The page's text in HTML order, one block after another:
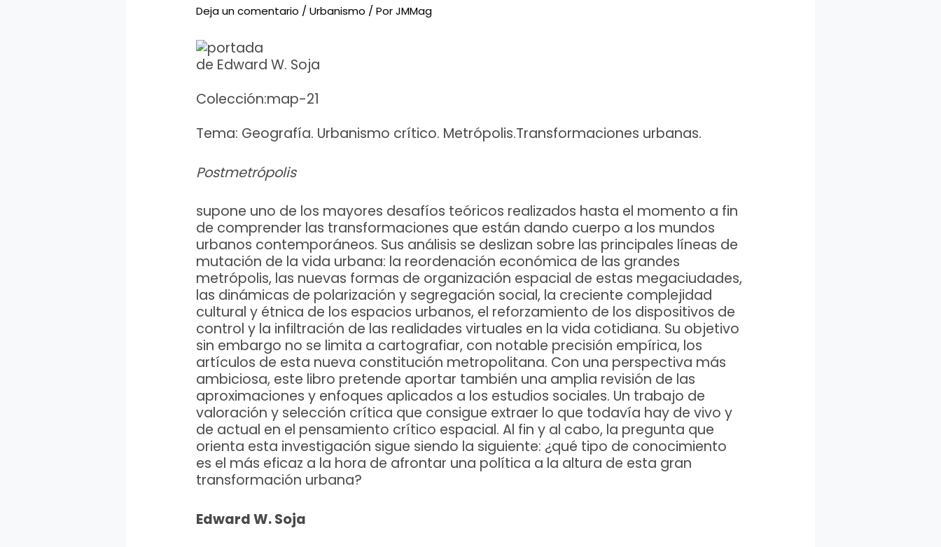
Deja un comentario /Urbanismo / PorJMMag
de Edward W. Soja
Colección:map-21
Tema: Geografía. Urbanismo crítico. Metrópolis.Transformaciones urbanas.
Postmetrópolis
supone uno de los mayores desafíos teóricos realizados hasta el momento a fin
de comprender las transformaciones que están dando cuerpo a los mundos
urbanos contemporáneos. Sus análisis se deslizan sobre las principales líneas de
mutación de la vida urbana: la reordenación económica de las grandes
metrópolis, las nuevas formas de organización espacial de estas megaciudades,
las dinámicas de polarización y segregación social, la creciente complejidad
cultural y étnica de los espacios urbanos, el reforzamiento de los dispositivos de
control y la infiltración de las realidades virtuales en la vida cotidiana. Su objetivo
sin embargo no se limita a cartografiar, con notable precisión empírica, los
artículos de esta nueva constitución metropolitana. Con una perspectiva más
ambiciosa, este libro pretende aportar también una amplia revisión de las
aproximaciones y enfoques aplicados a los estudios sociales. Un trabajo de
valoración y selección crítica que consigue extraer lo que todavía hay de vivo y
de actual en el pensamiento crítico espacial. Al fin y al cabo, la pregunta que
orienta esta investigación sigue siendo la siguiente: ¿qué tipo de conocimiento
es el más eficaz a la hora de afrontar una política a la altura de esta gran
transformación urbana?
Edward W. Soja